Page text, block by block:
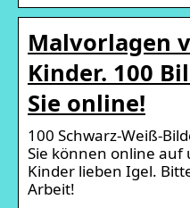
Malvorlagen
Kinder. 100
Sie online!
100 Schwarz-Weiß-
Sie können online auf
Kinder lieben Igel.
Arbeit!